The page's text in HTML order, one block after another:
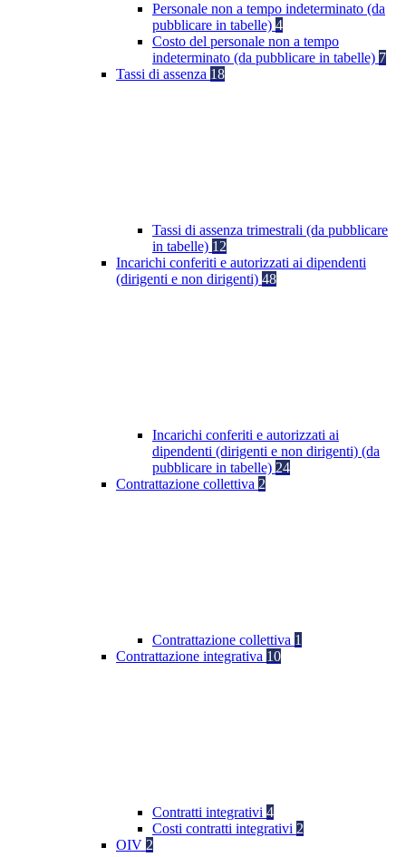
Personale non a tempo indeterminato (da
pubblicare in tabelle) 4
Costo del personale non a tempo
indeterminato (da pubblicare in tabelle) 7
Tassi di assenza 18
Tassi di assenza trimestrali (da pubblicare
in tabelle) 12
Incarichi conferiti e autorizzati ai dipendenti
(dirigenti e non dirigenti) 48
Incarichi conferiti e autorizzati ai
dipendenti (dirigenti e non dirigenti) (da
pubblicare in tabelle) 24
Contrattazione collettiva 2
Contrattazione collettiva 1
Contrattazione integrativa 10
Contratti integrativi 4
Costi contratti integrativi 2
OIV 2